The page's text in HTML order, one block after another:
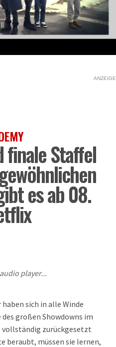
ANZEIGE
finale Staffel
es ab 08.
player...
sich in alle Winde
großen Showdowns im
zurückgesetzt
beraubt, müssen sie lernen,